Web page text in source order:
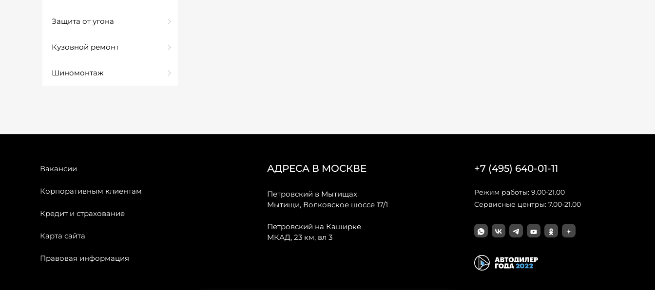
Защита от угона
Кузовной ремонт
Шиномонтаж
Вакансии
Корпоративным клиентам
Кредит и страхование
Карта сайта
Правовая информация
АДРЕСА В МОСКВЕ
Петровский в Мытищах
Мытищи, Волковское шоссе 17/1
Петровский на Каширке
МКАД, 23 км, вл 3
+7 (495) 640-01-11
Режим работы: 9.00-21.00
Сервисные центры: 7.00-21.00